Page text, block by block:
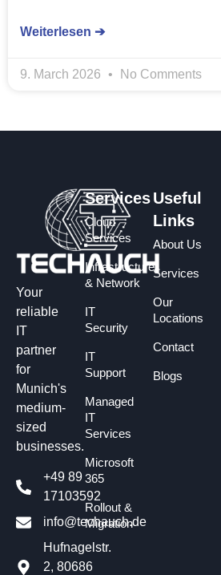
Weiterlesen ➔
9. March 2026 No Comments
Your
reliable
IT
partner
for
Munich's
medium-
sized
businesses.
+49 89
17103592
info@techauch.de
Hufnagelstr.
2, 80686
Services
Cloud
Services
Infrastructure
& Network
IT
Security
IT
Support
Managed
IT
Services
Microsoft
365
Rollout &
Migration
Useful
Links
About Us
Services
Our
Locations
Contact
Blogs